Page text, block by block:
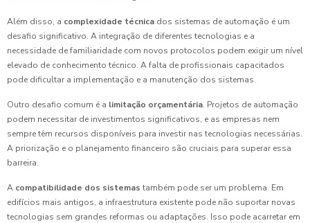
Além disso, a complexidade técnica dos sistemas de automação é um
desafio significativo. A integração de diferentes tecnologias e a
necessidade de familiaridade com novos protocolos podem exigir um nível
elevado de conhecimento técnico. A falta de profissionais capacitados
pode dificultar a implementação e a manutenção dos sistemas.
Outro desafio comum é a limitação orçamentária. Projetos de automação
podem necessitar de investimentos significativos, e as empresas nem
sempre têm recursos disponíveis para investir nas tecnologias necessárias.
A priorização e o planejamento financeiro são cruciais para superar essa
barreira.
A compatibilidade dos sistemas também pode ser um problema. Em
edifícios mais antigos, a infraestrutura existente pode não suportar novas
tecnologias sem grandes reformas ou adaptações. Isso pode acarretar em